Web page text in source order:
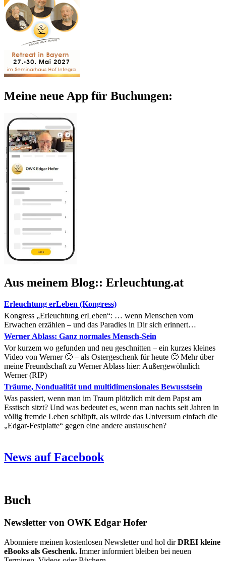
Meine neue App für Buchungen:
Aus meinem Blog:: Erleuchtung.at
Erleuchtung erLeben (Kongress)
Kongress „Erleuchtung erLeben“: … wenn Menschen vom
Erwachen erzählen – und das Paradies in Dir sich erinnert…
Werner Ablass: Ganz normales Mensch-Sein
Vor kurzem wo gefunden und neu geschnitten – ein kurzes kleines
Video von Werner 🙂 – als Ostergeschenk für heute 🙂 Mehr über
meine Freundschaft zu Werner Ablass hier: Außergewöhnlich
Werner (RIP)
Träume, Nondualität und multidimensionales Bewusstsein
Was passiert, wenn man im Traum plötzlich mit dem Papst am
Esstisch sitzt? Und was bedeutet es, wenn man nachts seit Jahren in
völlig fremde Leben schlüpft, als würde das Universum einfach die
„Edgar-Festplatte“ gegen eine andere austauschen?
News auf Facebook
Buch
Newsletter von OWK Edgar Hofer
Abonniere meinen kostenlosen Newsletter und hol dirDREI kleine
eBooks als Geschenk. Immer informiert bleiben bei neuen